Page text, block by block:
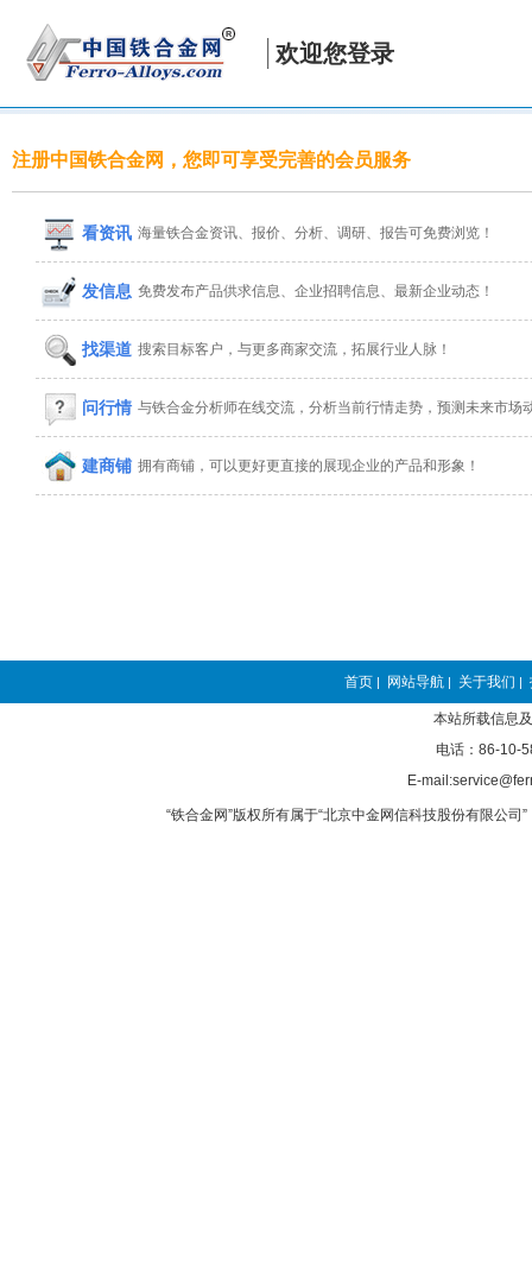
欢迎您登录
注册中国铁合金网，您即可享受完善的会员服务
看资讯 海量铁合金资讯、报价、分析、调研、报告可免费浏览！
发信息 免费发布产品供求信息、企业招聘信息、最新企业动态！
找渠道 搜索目标客户，与更多商家交流，拓展行业人脉！
问行情 与铁合金分析师在线交流，分析当前行情走势，预测未来市场
建商铺 拥有商铺，可以更好更直接的展现企业的产品和形象！
首页 | 网站导航 | 关于我们 |
本站所载信息
电话：86-10-
E-
“铁合金网”版权所有属于“北京中金网信科技股份有限公司